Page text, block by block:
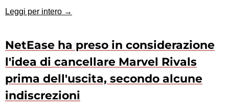
Leggi per intero →
NetEase ha preso in considerazione
l'idea di cancellare Marvel Rivals
prima dell'uscita, secondo alcune
indiscrezioni